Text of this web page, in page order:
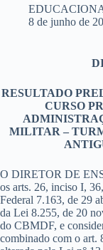
8 de junho de
RESULTADO
CURSO
MILITAR –
O DIRETOR DE
os arts. 26, inciso I,
Federal 7.163, de 29
da Lei 8.255, de 20
do CBMDF, e
combinado com o art.